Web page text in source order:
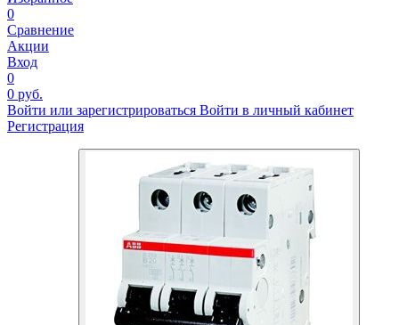
0
Сравнение
Акции
Вход
0
0 руб.
Войти или зарегистрироваться Войти в личный кабинет
Регистрация